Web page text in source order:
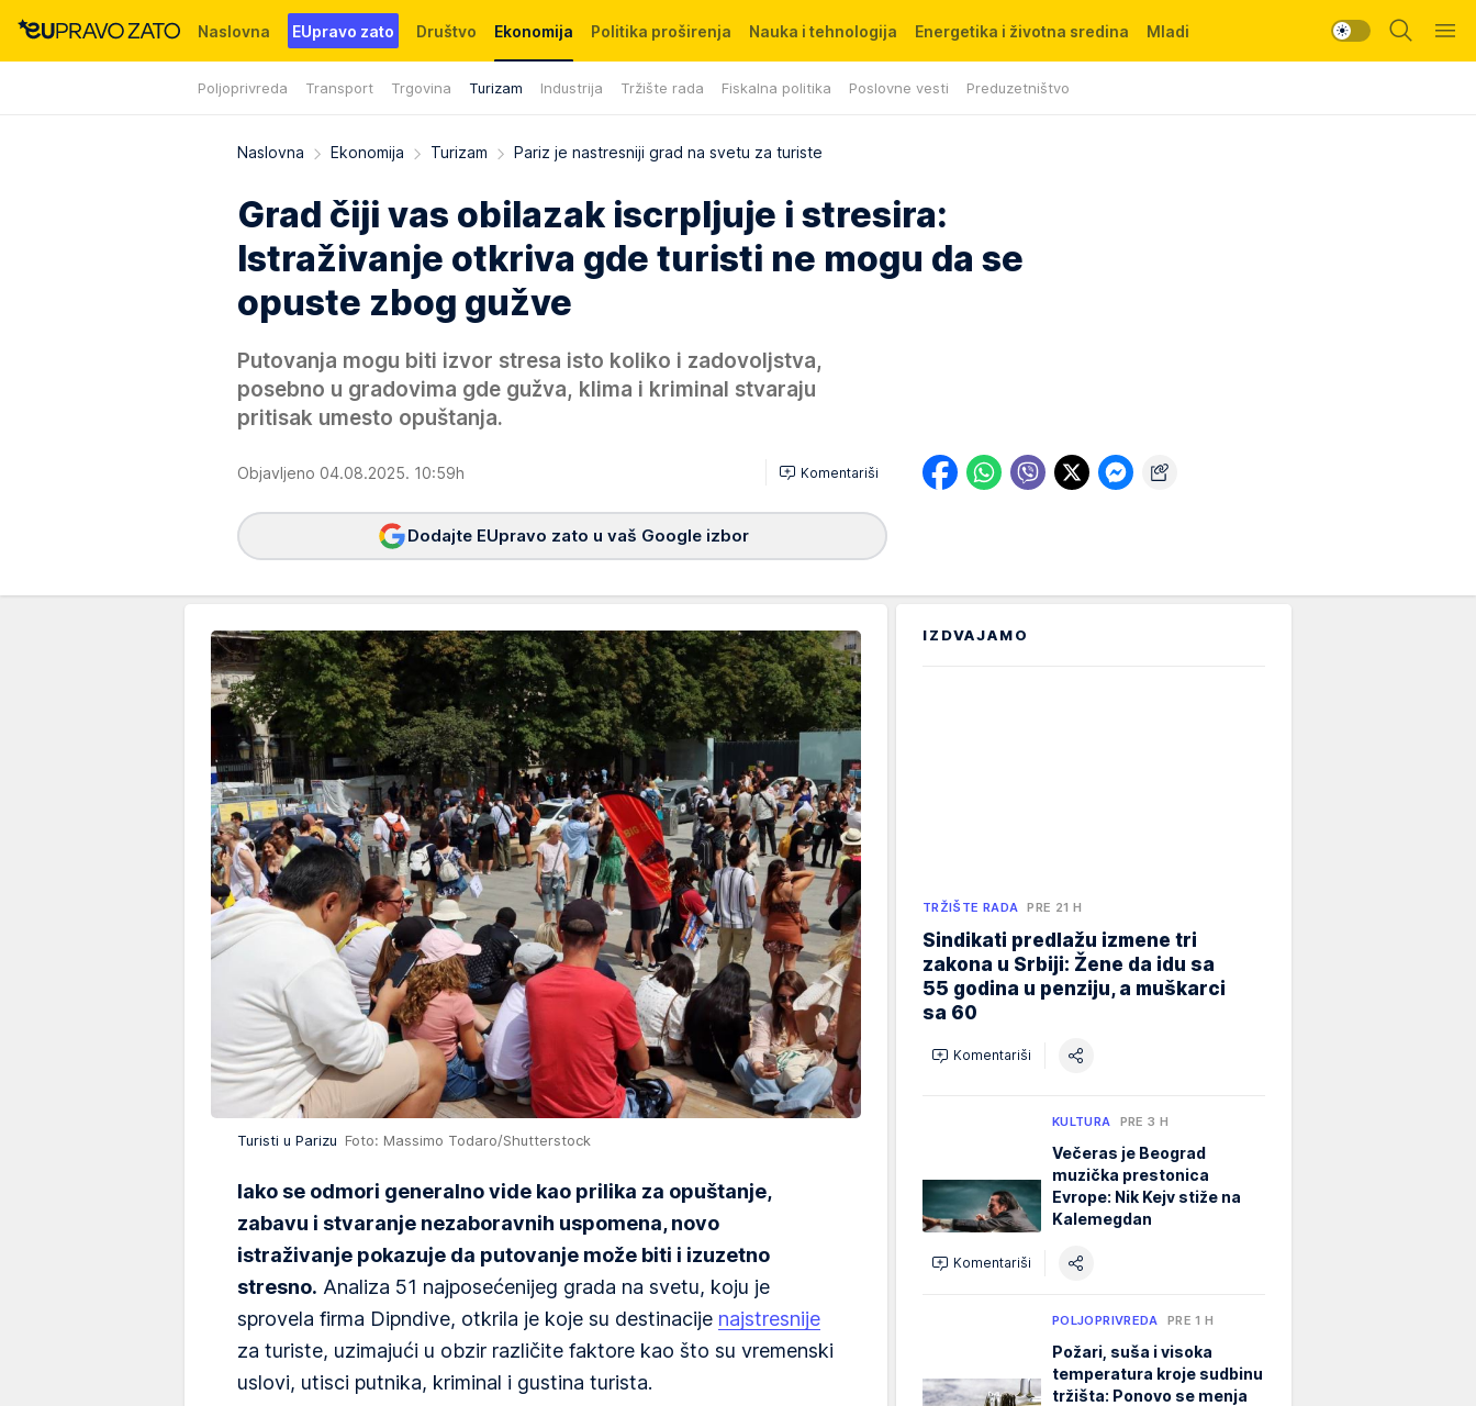
Naslovna EUpravo zato Društvo Ekonomija
Poljoprivreda Transport Trgovina Turizam Industrija Tržište rada Fiskalna politika Poslovne vesti Preduzetništvo
Politika proširenja Nauka i tehnologija Energetika i životna sredina Mladi
Događaji News WMG fondacija
Naslovna Ekonomija Turizam Pariz je nastresniji grad na svetu za turiste
Grad čiji vas obilazak iscrpljuje i stresira:
Istraživanje otkriva gde turisti ne mogu da se
opuste zbog gužve
Putovanja mogu biti izvor stresa isto koliko i zadovoljstva,
posebno u gradovima gde gužva, klima i kriminal stvaraju
pritisak umesto opuštanja.
Objavljeno 04.08.2025. 10:59h Komentariši
Dodajte EUpravo zato u vaš Google izbor
Turisti u Parizu Foto: Massimo Todaro/Shutterstock
Iako se odmori generalno vide kao prilika za opuštanje,
zabavu i stvaranje nezaboravnih uspomena, novo
istraživanje pokazuje da putovanje može biti i izuzetno
stresno. Analiza 51 najposećenijeg grada na svetu, koju je
sprovela firma Dipndive, otkrila je koje su destinacije najstresnije
za turiste, uzimajući u obzir različite faktore kao što su vremenski
uslovi, utisci putnika, kriminal i gustina turista.
IZDVAJAMO
TRŽIŠTE RADA PRE 21 H
Sindikati predlažu izmene tri
zakona u Srbiji: Žene da idu sa
55 godina u penziju, a muškarci
sa 60
Komentariši
KULTURA PRE 3 H
Večeras je Beograd
muzička prestonica
Evrope: Nik Kejv stiže na
Kalemegdan
Komentariši
POLJOPRIVREDA PRE 1 H
Požari, suša i visoka
temperatura kroje sudbinu
tržišta: Ponovo se menja